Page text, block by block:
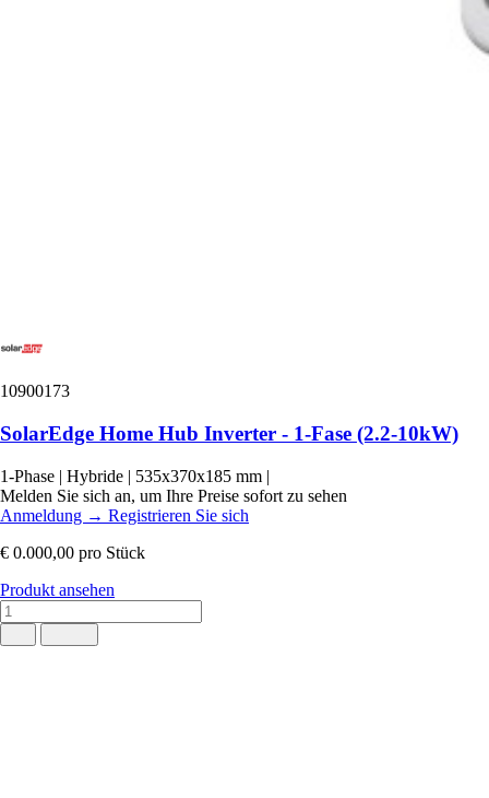
10900173
SolarEdge Home Hub Inverter - 1-Fase (2.2-10kW)
1-Phase | Hybride | 535x370x185 mm |
Melden Sie sich an, um Ihre Preise sofort zu sehen
Anmeldung → Registrieren Sie sich
€ 0.000,00 pro Stück
Produkt ansehen